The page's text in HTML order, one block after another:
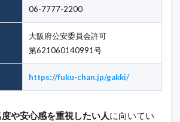
06-7777-2200
大阪府公安委員会許可
第621060140991号
https://fuku-chan.jp/gakki/
や安心感を重視したい人に向いてい